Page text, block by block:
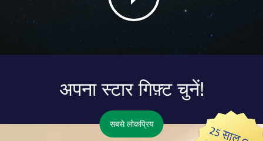
अपना स्टार गिफ़्ट चुनें!
सबसे लोकप्रिय